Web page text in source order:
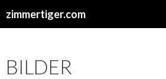
zimmertiger.com
BILDER